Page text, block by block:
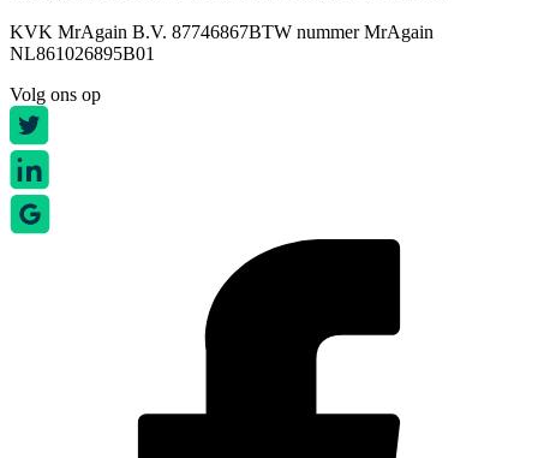
KVK MrAgain B.V. 87746867BTW nummer MrAgain
NL861026895B01
Volg ons op